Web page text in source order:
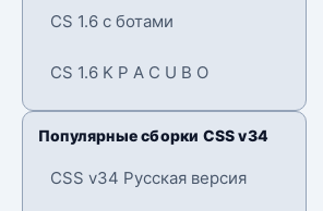
CS 1.6 с ботами
CS 1.6 K P A C U B O
Популярные сборки CSS v34
CSS v34 Русская версия